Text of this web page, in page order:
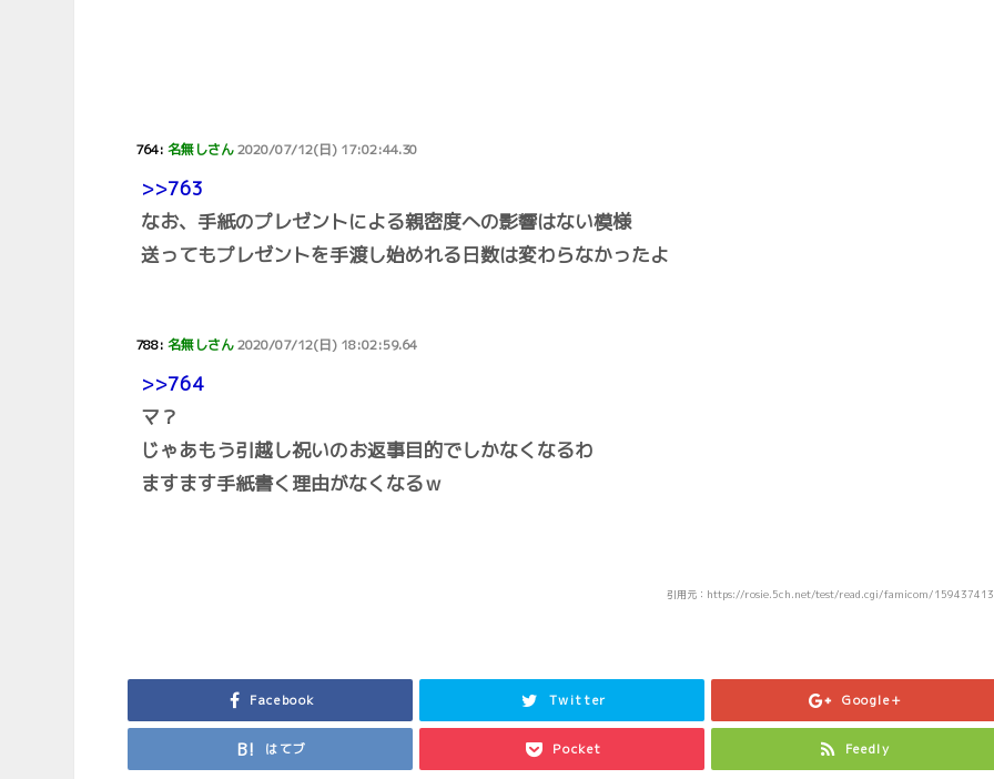
764:名無しさん2020/07/12(日) 17:02:44.30
>>763
なお、手紙のプレゼントによる親密度への影響はない模様
送ってもプレゼントを手渡し始めれる日数は変わらなかったよ
788:名無しさん2020/07/12(日) 18:02:59.64
>>764
マ？
じゃあもう引越し祝いのお返事目的でしかなくなるわ
ますます手紙書く理由がなくなるｗ
引用元：https://rosie.5ch.net/test/read.cgi/famicom/
Facebook Twitter Google+
はてブ Pocket Feedly